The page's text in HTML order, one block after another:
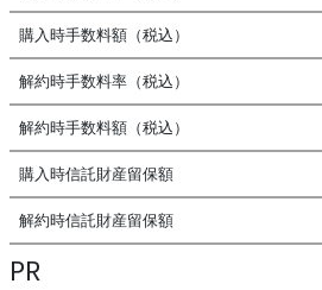
購入時手数料額（税込）
解約時手数料率（税込）
解約時手数料額（税込）
購入時信託財産留保額
解約時信託財産留保額
PR